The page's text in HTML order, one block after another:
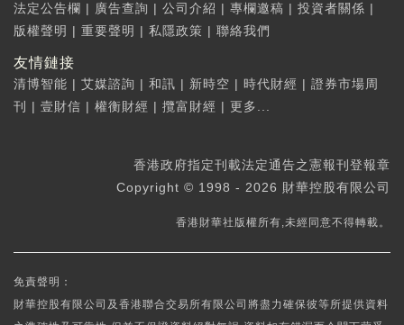
法定公告欄 | 廣告查詢 | 公司介紹 | 專欄邀稿 | 投資者關係 |
版權聲明 | 重要聲明 | 私隱政策 | 聯絡我們
友情鏈接
清博智能 | 艾媒諮詢 | 和訊 | 新時空 | 時代財經 | 證券市場周
刊
| 壹財信 | 權衡財經 | 攬富財經 | 更多...
香港政府指定刊載法定通告之憲報刊登報章
Copyright © 1998 - 2026 財華控股有限公司
香港財華社版權所有,未經同意不得轉載。
免責聲明：
財華控股有限公司及香港聯合交易所有限公司將盡力確保彼等所提供資料